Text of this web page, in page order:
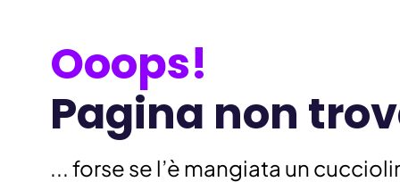
Ooops!
Pagina non
... forse se l’è mangiata un